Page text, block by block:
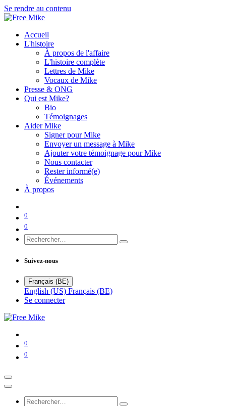
Se rendre au contenu
Accueil
L'histoire
À propos de l'affaire
L'histoire complète
Lettres de Mike
Vocaux de Mike
Presse & ONG
Qui est Mike?
Bio
Témoignages
Aider Mike
Signer pour Mike
Envoyer un message à Mike
Ajouter votre témoignage pour Mike
Nous contacter
Rester informé(e)
Événements
À propos
0
0
Suivez-nous
Français (BE)
English (US) Français (BE)
Se connecter
0
0